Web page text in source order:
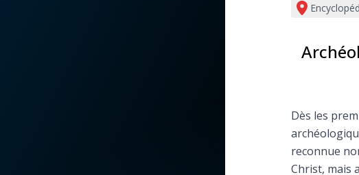
Prier au quotidien
Les premiers samedis
Dès les
reconnue
Christ, mais